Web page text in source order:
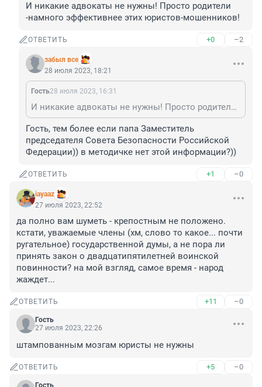
И никакие адвокаты не нужны! Просто родители
-намного эффективнее этих юристов-мошенников!
ОТВЕТИТЬ +0 –2
забыл все
28 июля 2023, 18:21
Гость28 июля 2023, 16:31
И никакие адвокаты не нужны! Просто родители -намного эффективнее этих юристов-мошенников!
Гость, тем более если папа Заместитель
председателя Совета Безопасности Российской
Федерации)) в методичке нет этой информации?))
ОТВЕТИТЬ +1 –0
iayaaz
27 июля 2023, 22:52
да полно вам шуметь - крепостным не положено.
кстати, уважаемые члены (хм, слово то какое... почти
ругательное) государственной думы, а не пора ли
принять закон о двадцатипятилетней воинской
повинности? на мой взгляд, самое время - народ
жаждет...
ОТВЕТИТЬ +11 –0
Гость
27 июля 2023, 22:26
штампованным мозгам юристы не нужны
ОТВЕТИТЬ +5 –0
Гость